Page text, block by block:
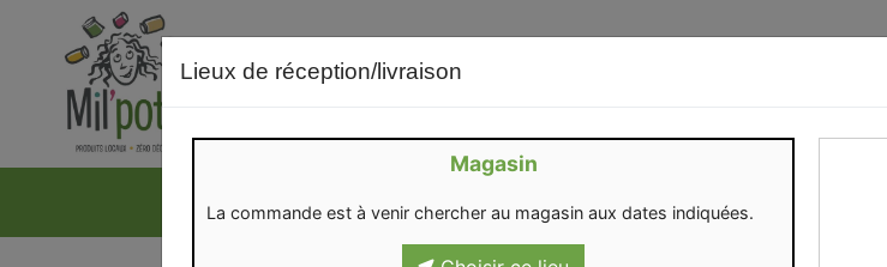
Lieux de réception/livraison
Magasin
La commande est à venir chercher au magasin aux dates indiquées.